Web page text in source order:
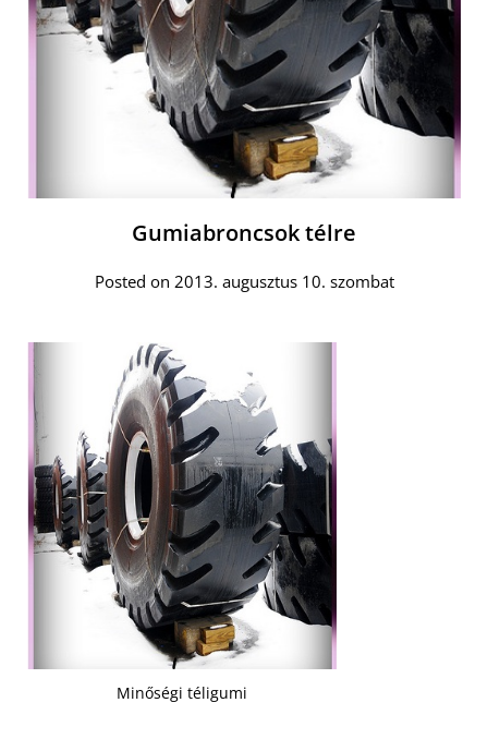
Gumiabroncsok télre
Posted on 2013. augusztus 10. szombat
Minőségi téligumi